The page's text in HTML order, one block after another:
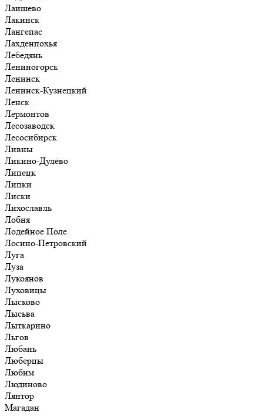
Лаишево
Лакинск
Лангепас
Лахденпохья
Лебедянь
Лениногорск
Ленинск
Ленинск-Кузнецкий
Ленск
Лермонтов
Лесозаводск
Лесосибирск
Ливны
Ликино-Дулёво
Липецк
Липки
Лиски
Лихославль
Лобня
Лодейное Поле
Лосино-Петровский
Луга
Луза
Лукоянов
Луховицы
Лысково
Лысьва
Лыткарино
Льгов
Любань
Люберцы
Любим
Людиново
Лянтор
Магадан